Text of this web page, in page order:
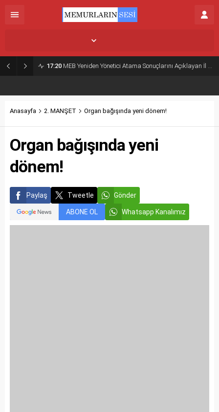
17:20 MEB Yeniden Yönetici Atama Sonuçlarını Açıklayan İl MEM’ler Listesi
Anasayfa 2. MANŞET Organ bağışında yeni dönem!
Organ bağışında yeni
dönem!
Paylaş Tweetle Gönder
ABONE OL Whatsapp Kanalımız